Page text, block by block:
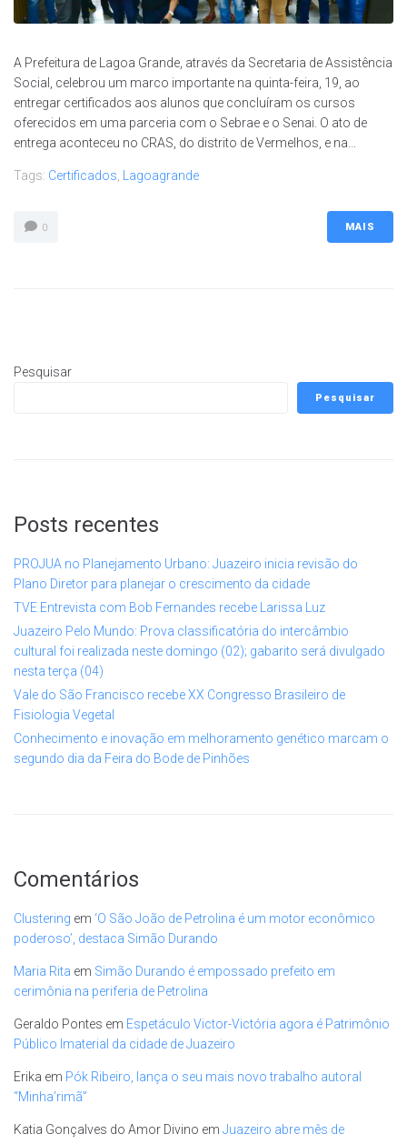
A Prefeitura de Lagoa Grande, através da Secretaria de Assistência
Social, celebrou um marco importante na quinta-feira, 19, ao
entregar certificados aos alunos que concluíram os cursos
oferecidos em uma parceria com o Sebrae e o Senai. O ato de
entrega aconteceu no CRAS, do distrito de Vermelhos, e na...
Tags: Certificados Lagoagrande
0 MAIS
Pesquisar
Pesquisar
Posts recentes
PROJUA no Planejamento Urbano: Juazeiro inicia revisão do
Plano Diretor para planejar o crescimento da cidade
TVE Entrevista com Bob Fernandes recebe Larissa Luz
Juazeiro Pelo Mundo: Prova classificatória do intercâmbio
cultural foi realizada neste domingo (02); gabarito será divulgado
nesta terça (04)
Vale do São Francisco recebe XX Congresso Brasileiro de
Fisiologia Vegetal
Conhecimento e inovação em melhoramento genético marcam o
segundo dia da Feira do Bode de Pinhões
Comentários
Clustering em ‘O São João de Petrolina é um motor econômico
poderoso’, destaca Simão Durando
Maria Rita em Simão Durando é empossado prefeito em
cerimônia na periferia de Petrolina
Geraldo Pontes em Espetáculo Victor-Victória agora é Patrimônio
Público Imaterial da cidade de Juazeiro
Erika em Pók Ribeiro, lança o seu mais novo trabalho autoral
“Minha’rimã”
Katia Gonçalves do Amor Divino em Juazeiro abre mês de